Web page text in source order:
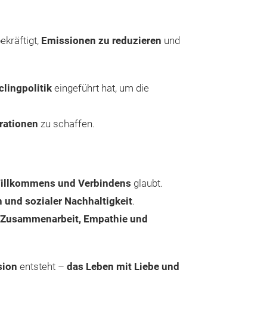
Emissionen zu reduzieren und
eingeführt hat, um die
zu schaffen.
und Verbindens glaubt.
und sozialer Nachhaltigkeit.
Zusammenarbeit, Empathie und
entsteht – das Leben mit Liebe und